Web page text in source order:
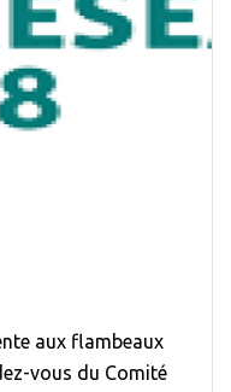
aux flambeaux
vous du Comité